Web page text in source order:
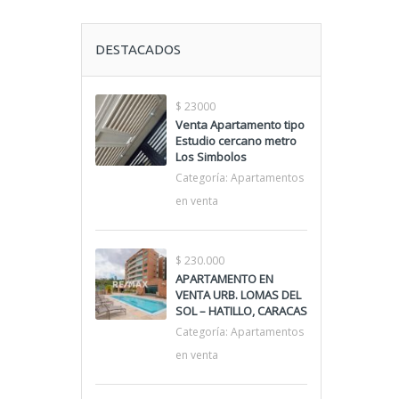
DESTACADOS
$ 23000
Venta Apartamento tipo
Estudio cercano metro
Los Simbolos
Categoría: Apartamentos
en venta
$ 230.000
APARTAMENTO EN
VENTA URB. LOMAS DEL
SOL – HATILLO, CARACAS
Categoría: Apartamentos
en venta